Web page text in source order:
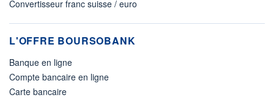
Convertisseur franc suisse / euro
L'OFFRE BOURSOBANK
Banque en ligne
Compte bancaire en ligne
Carte bancaire